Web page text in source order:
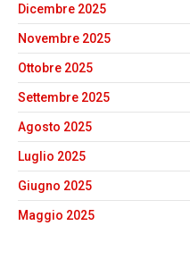
Dicembre 2025
Novembre 2025
Ottobre 2025
Settembre 2025
Agosto 2025
Luglio 2025
Giugno 2025
Maggio 2025